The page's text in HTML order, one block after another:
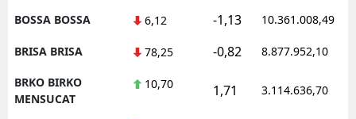
BOSSA BOSSA 6,12 -1,13 10.361.008,49
BRISA BRISA 78,25 -0,82 8.877.952,10
BRKO BIRKO
MENSUCAT
10,70 1,71 3.114.636,70